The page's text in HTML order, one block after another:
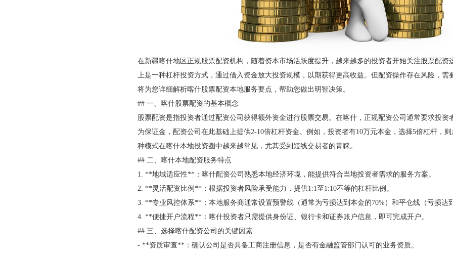
在新疆喀什地区正规股票配资机构，随着资本市场活跃度提升，越来越多的投资者开始关注股票配资
上是一种杠杆投资方式，通过借入资金放大投资规模，以期获得更高收益。但配资操作存在风险，需
将为您详细解析喀什股票配资本地服务要点，帮助您做出明智决策。
## 一、喀什股票配资的基本概念
股票配资是指投资者通过配资公司获得额外资金进行股票交易。在喀什，正规配资公司通常要求投资
为保证金，配资公司在此基础上提供2-10倍杠杆资金。例如，投资者有10万元本金，选择5倍杠杆，
种模式在喀什本地投资圈中越来越常见，尤其受到短线交易者的青睐。
## 二、喀什本地配资服务特点
1. **地域适应性**：喀什配资公司熟悉本地经济环境，能提供符合当地投资者需求的服务方案。
2. **灵活配资比例**：根据投资者风险承受能力，提供1:1至1:10不等的杠杆比例。
3. **专业风控体系**：本地服务商通常设置预警线（通常为亏损达到本金的70%）和平仓线（亏损达
4. **便捷开户流程**：喀什投资者只需提供身份证、银行卡和证券账户信息，即可完成开户。
## 三、选择喀什配资公司的关键因素
- **资质审查**：确认公司是否具备工商注册信息，是否有金融监管部门认可的业务资质。